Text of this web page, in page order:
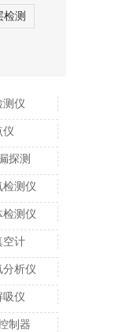
测
测仪
仪
探测
检测仪
检测仪
空计
分析仪
吸仪
制器